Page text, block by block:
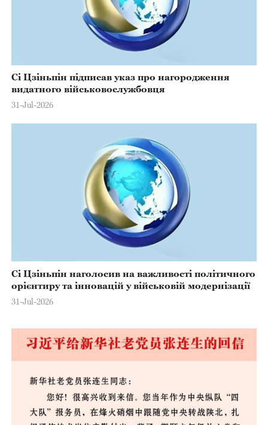
Сі Цзіньпін підписав указ про нагородження
видатного військовослужбовця
31-Jul-2026
Сі Цзіньпін наголосив на важливості політичного
орієнтиру та інновацій у військовій модернізації
31-Jul-2026